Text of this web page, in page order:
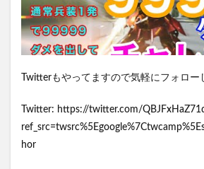
Twitterもやってますので気軽にフォロー
Twitter: https://twitter.com/
hor